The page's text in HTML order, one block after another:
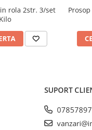
rola 2str. 3/set
SUPORT